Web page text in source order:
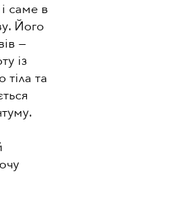
саме в
Його
—
із
та